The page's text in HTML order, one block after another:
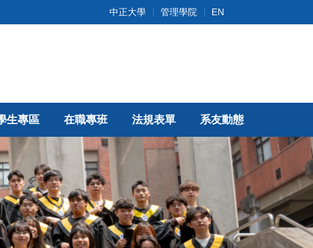
中正大學 管理學院 EN
生專區 在職專班 法規表單 系友動態